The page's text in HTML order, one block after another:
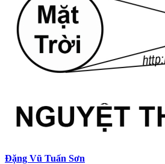
Đặng Vũ Tuấn Sơn